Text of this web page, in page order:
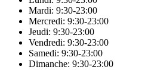
Mardi: 9:30-23:00
Mercredi: 9:30-23:00
Jeudi: 9:30-23:00
Vendredi: 9:30-23:00
Samedi: 9:30-23:00
Dimanche: 9:30-23:00